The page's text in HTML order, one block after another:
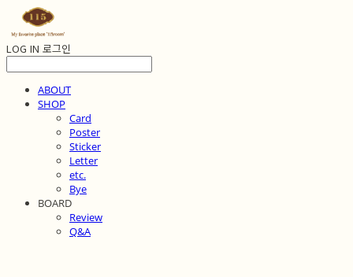
LOG IN 로그인
ABOUT
SHOP
Card
Poster
Sticker
Letter
etc.
Bye
BOARD
Review
Q&A